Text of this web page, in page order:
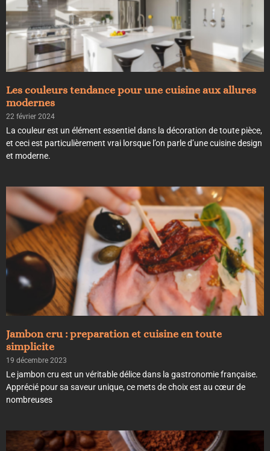
Les couleurs tendance pour une cuisine aux allures
modernes
22 février 2024
La couleur est un élément essentiel dans la décoration de toute pièce,
et ceci est particulièrement vrai lorsque l’on parle d’une cuisine design
et moderne.
Jambon cru : preparation et cuisine en toute
simplicite
19 décembre 2023
Le jambon cru est un véritable délice dans la gastronomie française.
Apprécié pour sa saveur unique, ce mets de choix est au cœur de
nombreuses